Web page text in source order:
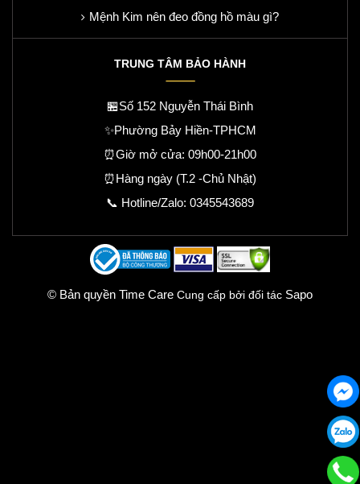
Mệnh Kim nên đeo đồng hồ màu gì?
TRUNG TÂM BẢO HÀNH
🏪Số 152 Nguyễn Thái Bình
✨Phường Bảy Hiền-TPHCM
⏰Giờ mở cửa: 09h00-21h00
⏰Hàng ngày (T.2 -Chủ Nhật)
📞 Hotline/Zalo: 0345543689
© Bản quyền Time Care Cung cấp bởi đối tác Sapo